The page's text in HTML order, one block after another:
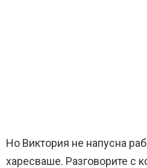
Но Виктория не напусна
харесваше. Разговорите с